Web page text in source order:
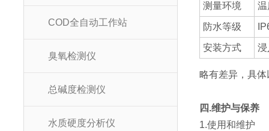
COD全自动工作站
臭氧检测仪
总碱度检测仪
水质硬度分析仪
测量环境
防水等级
安装方式
略有差异，具
四.维护与保养
1.使用和维护